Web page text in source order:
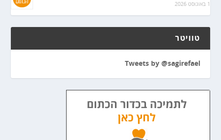
1 באוגוסט 2026
טוויטר
Tweets by @sagirefael